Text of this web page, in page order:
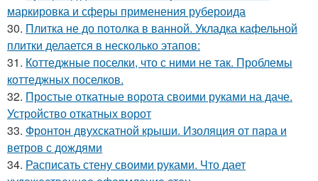
маркировка и сферы применения рубероида
30. Плитка не до потолка в ванной. Укладка кафельной
плитки делается в несколько этапов:
31. Коттеджные поселки, что с ними не так. Проблемы
коттеджных поселков.
32. Простые откатные ворота своими руками на даче.
Устройство откатных ворот
33. Фронтон двухскатной крыши. Изоляция от пара и
ветров с дождями
34. Расписать стену своими руками. Что дает